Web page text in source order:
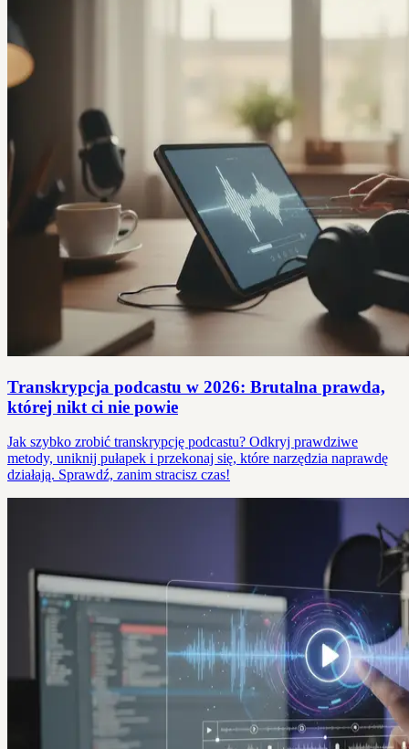
Transkrypcja podcastu w 2026: Brutalna prawda,
której nikt ci nie powie
Jak szybko zrobić transkrypcję podcastu? Odkryj prawdziwe
metody, uniknij pułapek i przekonaj się, które narzędzia naprawdę
działają. Sprawdź, zanim stracisz czas!